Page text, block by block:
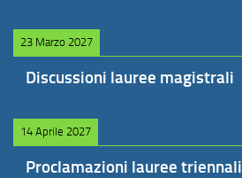
23 Marzo 2027
Discussioni lauree magistrali
14 Aprile 2027
Proclamazioni lauree triennali